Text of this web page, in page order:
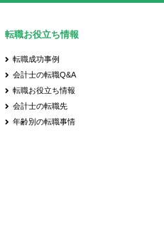
転職お役立ち情報
転職成功事例
会計士の転職Q&A
転職お役立ち情報
会計士の転職先
年齢別の転職事情